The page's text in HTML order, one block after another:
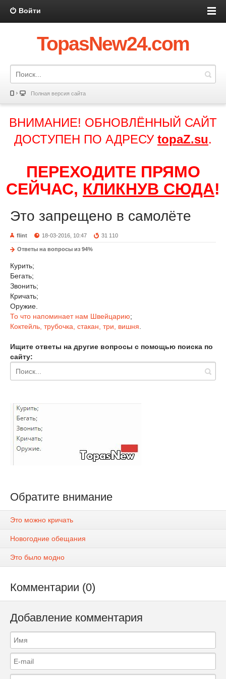
Войти
TopasNew24.com
Полная версия сайта
ВНИМАНИЕ! ОБНОВЛЁННЫЙ САЙТ
ДОСТУПЕН ПО АДРЕСУ topaZ.su.
ПЕРЕХОДИТЕ ПРЯМО
СЕЙЧАС, КЛИКНУВ СЮДА!
Это запрещено в самолёте
flint 18-03-2016, 10:47 31 110
Ответы на вопросы из 94%
Курить;
Бегать;
Звонить;
Кричать;
Оружие.
То что напоминает нам Швейцарию;
Коктейль, трубочка, стакан, три, вишня
Ищите ответы на другие вопросы с помощью поиска по
сайту:
Обратите внимание
Это можно кричать
Новогодние обещания
Это было модно
Комментарии (0)
Добавление комментария